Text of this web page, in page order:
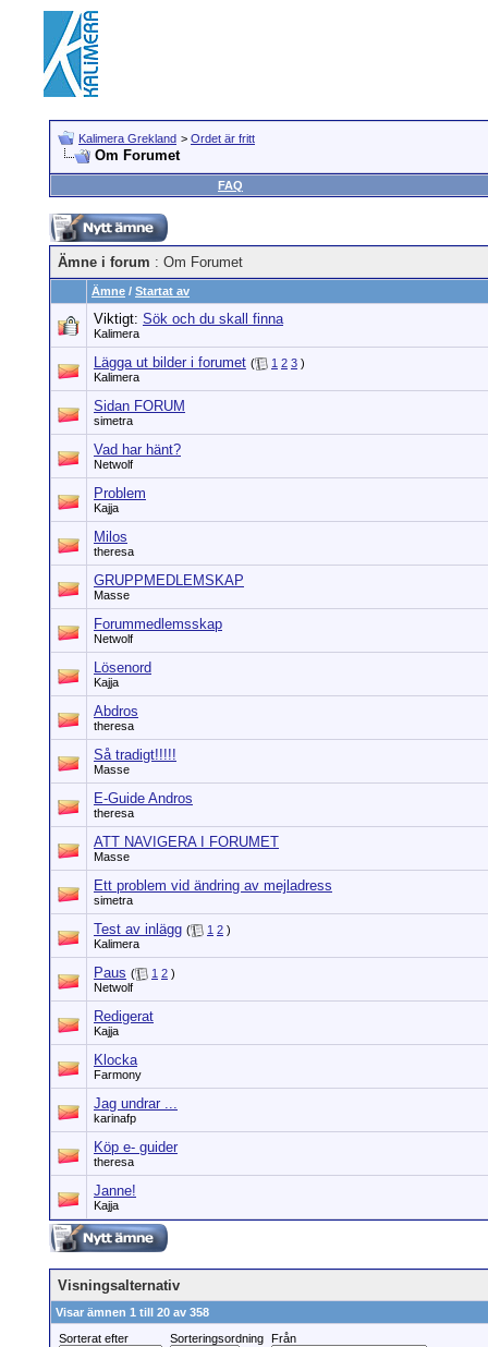
Kalimera Grekland > Ordet är fritt
Om Forumet
FAQ
Ämne i forum : Om Forumet
Ämne / Startat av
Viktigt: Sök och du skall finna
Kalimera
Lägga ut bilder i forumet ( 1 2 3 )
Kalimera
Sidan FORUM
simetra
Vad har hänt?
Netwolf
Problem
Kajja
Milos
theresa
GRUPPMEDLEMSKAP
Masse
Forummedlemsskap
Netwolf
Lösenord
Kajja
Abdros
theresa
Så tradigt!!!!!
Masse
E-Guide Andros
theresa
ATT NAVIGERA I FORUMET
Masse
Ett problem vid ändring av mejladress
simetra
Test av inlägg ( 1 2 )
Kalimera
Paus ( 1 2 )
Netwolf
Redigerat
Kajja
Klocka
Farmony
Jag undrar ...
karinafp
Köp e- guider
theresa
Janne!
Kajja
Visningsalternativ
Visar ämnen 1 till 20 av 358
Sorterat efter
Sorteringsordning Från